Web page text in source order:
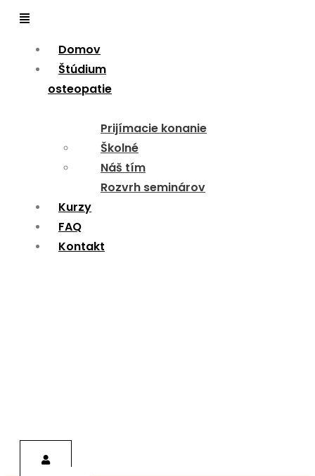
Menu
Domov
Štúdium
osteopatie
Prijímacie konanie
Školné
Náš tím
Rozvrh seminárov
Kurzy
FAQ
Kontakt